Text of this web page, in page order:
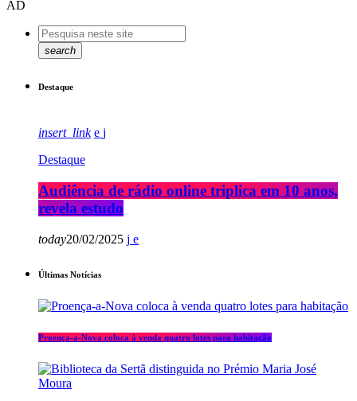
AD
search
Destaque
insert_link
Destaque
Audiência de rádio online triplica em 10 anos,
revela estudo
today20/02/2025
Últimas Notícias
Proença-a-Nova coloca à venda quatro lotes para habitação